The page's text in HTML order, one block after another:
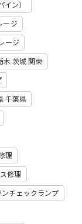
ン）
ージ
ージ
木 茨城 関東
千葉県
理
修理
チェックランプ